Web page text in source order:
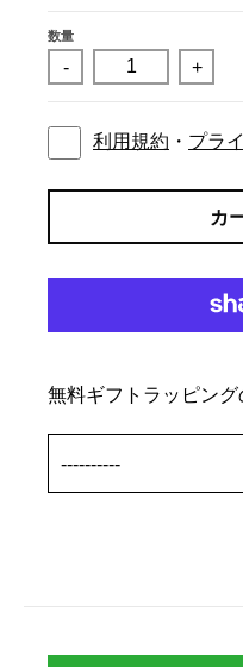
数量
- +
利用規約 ・ プラ
カ
無料ギフトラッピング